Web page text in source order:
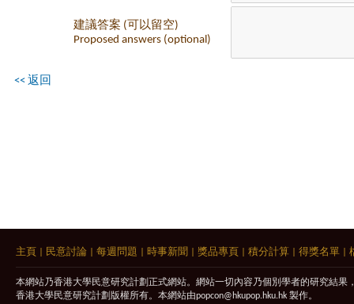
建議答案 (可以留空)
Proposed answers (optional)
<< 返回
主頁 民意討論 每週問題 時事新聞 獎品專頁 積分計算 得獎名單
本網站乃香港大學民意研究計劃正式網站。網站一切內容乃個別學者的研究結
香港大學民意研究計劃版權所有。本網站由popcon@hkupop.hku.hk 製作。